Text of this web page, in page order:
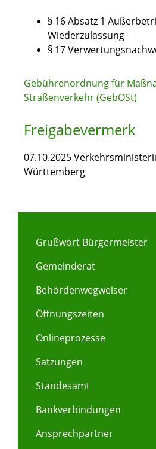
§ 16 Absatz 1
Wiederzulassung
§ 17
Gebührenordnung für
Straßenverkehr (GebOSt)
Freigabevermerk
07.10.2025
Württemberg
Grußwort Bürgermeister
Gemeinderat
Behördenwegweiser
Öffnungszeiten
Onlineprozesse
Satzungen
Standesamt
Bankverbindungen
Ansprechpartner